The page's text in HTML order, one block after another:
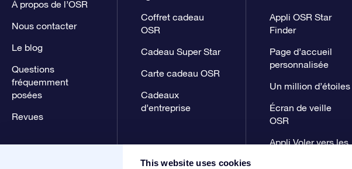
This website uses cookies
À propos de l’OSR
Nous contacter
Le blog
Questions
fréquemment
posées
Revues
Coffret cadeau
OSR
Cadeau Super Star
Carte cadeau OSR
Cadeaux
d’entreprise
Appli OSR Star
Finder
Page d’accueil
personnalisée
Un million d’étoiles
Écran de veille
OSR
Appli Voler vers les